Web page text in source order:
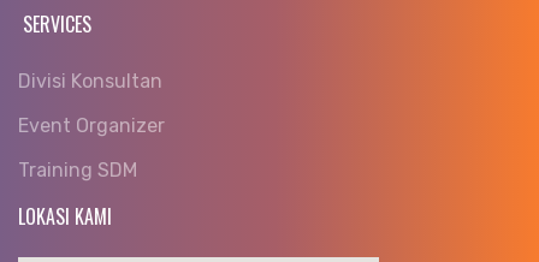
SERVICES
Divisi Konsultan
Event Organizer
Training SDM
LOKASI KAMI